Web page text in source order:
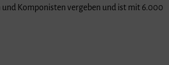
und Komponisten vergeben und ist mit 6.000